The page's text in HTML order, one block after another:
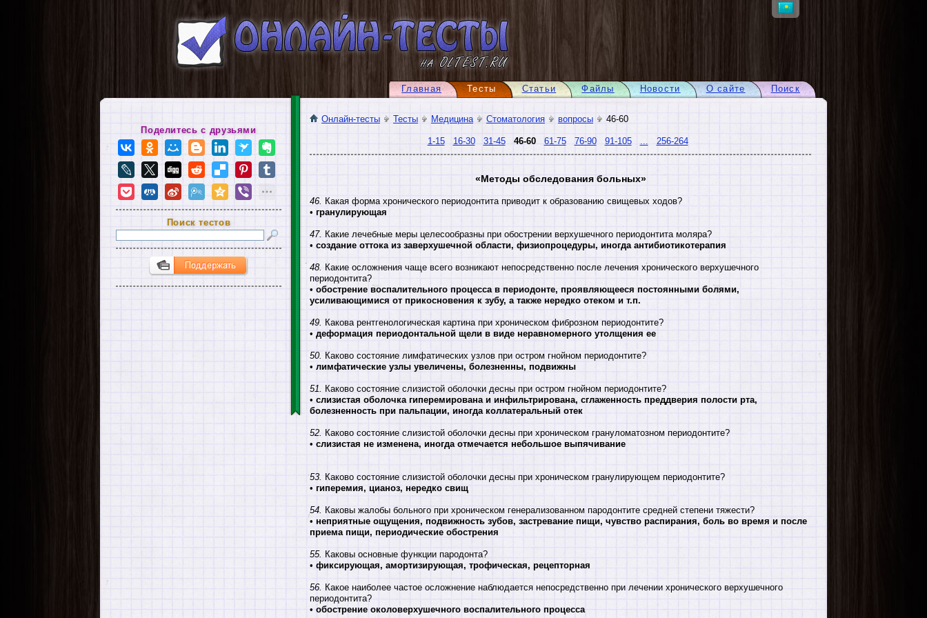
Поиск
О сайте
Новости
Файлы
Статьи
Тесты
Главная
Онлайн-тесты Тесты Медицина Стоматология вопросы 46-60
1-15 16-30 31-45 46-60 61-75 76-90 91-105 256-264
«Методы обследования больных»
46. Какая форма хронического периодонтита приводит к образованию свищевых ходов?
• гранулирующая
47. Какие лечебные меры целесообразны при обострении верхушечного периодонтита моляра?
• создание оттока из заверхушечной области, физиопроцедуры, иногда антибиотикотерапия
48. Какие осложнения чаще всего возникают непосредственно после лечения хронического верхушечного
периодонтита?
• обострение воспалительного процесса в периодонте, проявляющееся постоянными болями,
усиливающимися от прикосновения к зубу, а также нередко отеком и т.п.
49. Какова рентгенологическая картина при хроническом фиброзном периодонтите?
• деформация пеpиодонтальной щели в виде неравномерного утолщения ее
50. Каково состояние лимфатических узлов при остром гнойном периодонтите?
• лимфатические узлы увеличены, болезненны, подвижны
51.
Каково состояние слизистой оболочки десны при остром гнойном периодонтите?
• слизистая оболочка гипеpемиpована и инфильтрирована, сглаженность преддверия полости рта,
болезненность при пальпации, иногда коллатеральный отек
52. Каково состояние слизистой оболочки десны при хроническом гpануломатозном периодонтите?
• слизистая не изменена, иногда отмечается небольшое выпячивание
53. Каково состояние слизистой оболочки десны при хроническом гранулирующем периодонтите?
• гиперемия, цианоз, нередко свищ
54. Каковы жалобы больного при хроническом генерализованном пародонтите средней степени тяжести?
• неприятные ощущения, подвижность зубов, застревание пищи, чувство распирания, боль во время и после
приема пищи, периодические обострения
55. Каковы основные функции пародонта?
• фиксирующая, амортизирующая, трофическая, рецепторная
56. Какое наиболее частое осложнение наблюдается непосредственно при лечении хронического верхушечного
периодонтита?
• обострение околоверхушечного воспалительного процесса
Поделитесь с друзьями
Поиск тестов